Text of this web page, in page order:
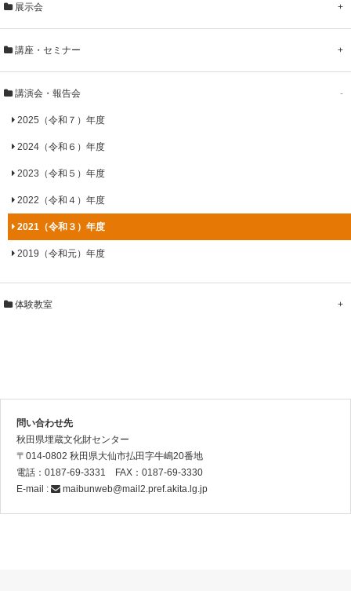
+
展示会
+
講座・セミナー
-
講演会・報告会
2025（令和７）年度
2024（令和６）年度
2023（令和５）年度
2022（令和４）年度
2021（令和３）年度
2019（令和元）年度
+
体験教室
問い合わせ先
秋田県埋蔵文化財センター
〒014-0802 秋田県大仙市払田字牛嶋20番地
電話：0187-69-3331 FAX：0187-69-3330
E-mail :
maibunweb@mail2.pref.akita.lg.jp